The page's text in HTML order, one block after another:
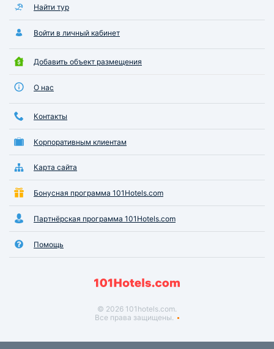
Найти тур
Войти в личный кабинет
Добавить объект размещения
О нас
Контакты
Корпоративным клиентам
Карта сайта
Бонусная программа 101Hotels.com
Партнёрская программа 101Hotels.com
Помощь
© 2026 101hotels.com.
Все права защищены.